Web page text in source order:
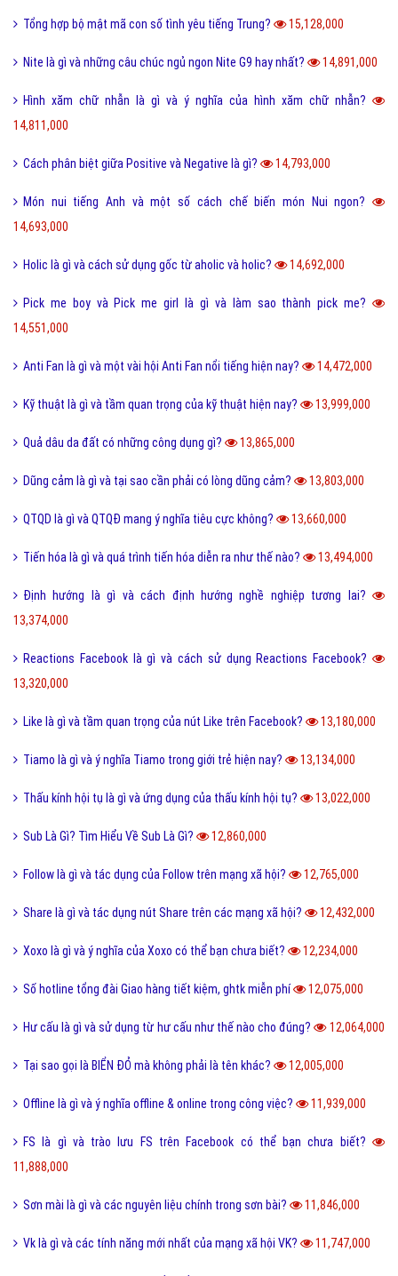
Tổng hợp bộ mật mã con số tình yêu tiếng Trung? 15,128,000
Nite là gì và những câu chúc ngủ ngon Nite G9 hay nhất? 14,891,000
Hình xăm chữ nhẫn là gì và ý nghĩa của hình xăm chữ nhẫn?
14,811,000
Cách phân biệt giữa Positive và Negative là gì? 14,793,000
Món nui tiếng Anh và một số cách chế biến món Nui ngon?
14,693,000
Holic là gì và cách sử dụng gốc từ aholic và holic? 14,692,000
Pick me boy và Pick me girl là gì và làm sao thành pick me?
14,551,000
Anti Fan là gì và một vài hội Anti Fan nổi tiếng hiện nay? 14,472,000
Kỹ thuật là gì và tầm quan trọng của kỹ thuật hiện nay? 13,999,000
Quả dâu da đất có những công dụng gì? 13,865,000
Dũng cảm là gì và tại sao cần phải có lòng dũng cảm? 13,803,000
QTQD là gì và QTQĐ mang ý nghĩa tiêu cực không? 13,660,000
Tiến hóa là gì và quá trình tiến hóa diễn ra như thế nào? 13,494,000
Định hướng là gì và cách định hướng nghề nghiệp tương lai?
13,374,000
Reactions Facebook là gì và cách sử dụng Reactions Facebook?
13,320,000
Like là gì và tầm quan trọng của nút Like trên Facebook? 13,180,000
Tiamo là gì và ý nghĩa Tiamo trong giới trẻ hiện nay? 13,134,000
Thấu kính hội tụ là gì và ứng dụng của thấu kính hội tụ? 13,022,000
Sub Là Gì? Tìm Hiểu Về Sub Là Gì? 12,860,000
Follow là gì và tác dụng của Follow trên mạng xã hội? 12,765,000
Share là gì và tác dụng nút Share trên các mạng xã hội? 12,432,000
Xoxo là gì và ý nghĩa của Xoxo có thể bạn chưa biết? 12,234,000
Số hotline tổng đài Giao hàng tiết kiệm, ghtk miễn phí 12,075,000
Hư cấu là gì và sử dụng từ hư cấu như thế nào cho đúng? 12,064,000
Tại sao gọi là BIỂN ĐỎ mà không phải là tên khác? 12,005,000
Offline là gì và ý nghĩa offline & online trong công việc? 11,939,000
FS là gì và trào lưu FS trên Facebook có thể bạn chưa biết?
11,888,000
Sơn mài là gì và các nguyên liệu chính trong sơn bài? 11,846,000
Vk là gì và các tính năng mới nhất của mạng xã hội VK? 11,747,000